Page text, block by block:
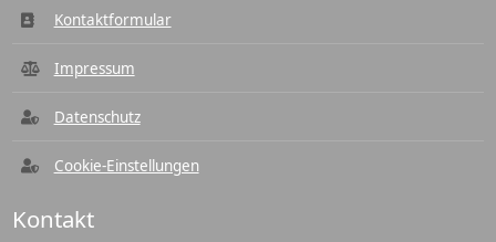
Kontaktformular
Impressum
Datenschutz
Cookie-Einstellungen
Kontakt